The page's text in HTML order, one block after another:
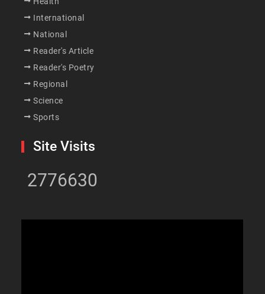
International
National
Reader's Article
Reader's Poetry
Regional
Science
Sports
Site Visits
2776630